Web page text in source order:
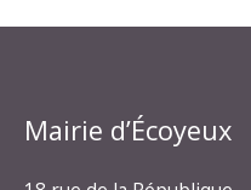
Mairie d’Écoyeux